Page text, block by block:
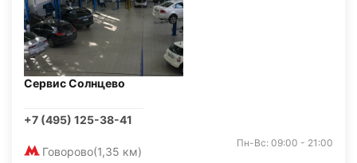
Сервис Солнцево
+7 (495) 125-38-41
Говорово(1,35 км)
Пн-Вс: 09:00 - 21:00